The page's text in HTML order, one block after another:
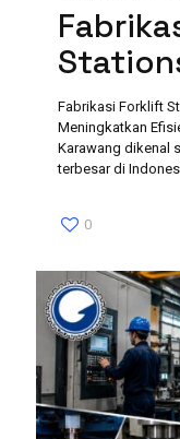
Fabrikasi Forklift
Meningkatkan
Karawang dikenal
terbesar di
0